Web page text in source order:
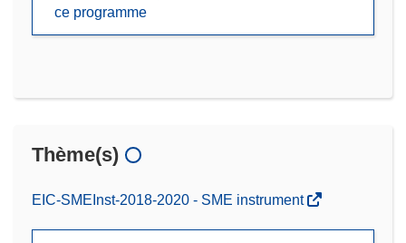
ce programme
Thème(s)
EIC-SMEInst-2018-2020 - SME instrument